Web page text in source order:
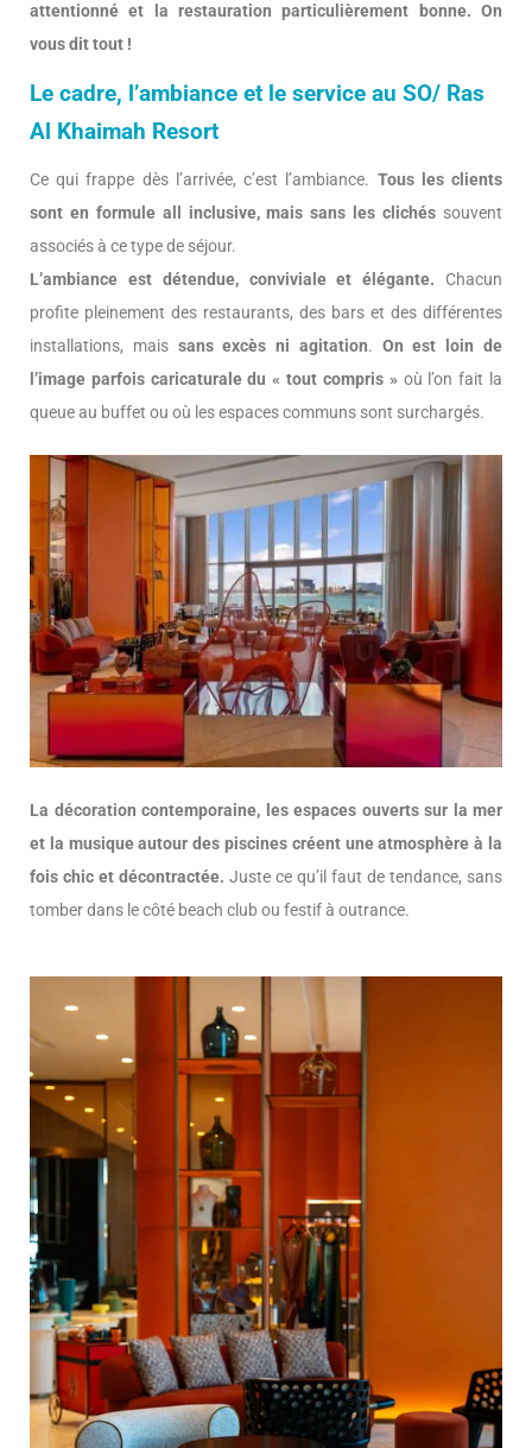
attentionné et la restauration particulièrement bonne. On
vous dit tout !
Le cadre, l’ambiance et le service au SO/ Ras
Al Khaimah Resort
Ce qui frappe dès l’arrivée, c’est l’ambiance. Tous les clients
sont en formule all inclusive, mais sans les clichés souvent
associés à ce type de séjour.
L’ambiance est détendue, conviviale et élégante. Chacun
profite pleinement des restaurants, des bars et des différentes
installations, mais sans excès ni agitation. On est loin de
l’image parfois caricaturale du « tout compris »où l’on fait la
queue au buffet ou où les espaces communs sont surchargés.
La décoration contemporaine, les espaces ouverts sur la mer
et la musique autour des piscines créent une atmosphère à la
fois chic et décontractée. Juste ce qu’il faut de tendance, sans
tomber dans le côté beach club ou festif à outrance.